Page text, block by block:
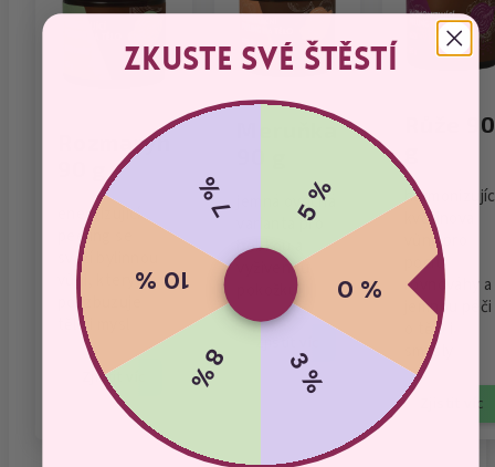
Rozmarýn
energizující
peeling se
svěží bylinnou
vůní, který
povzbuzuje
tělo i mysl
Zjistit víc
Meruňka
jemná ovocná
varianta pro
hebkou a
vyživenou
pokožku
Růže 90
květinová
vůně pro
pocit
rovnováhy a
jemnou péči
o tělo i
smysly
Zjistit víc
Zkuste své štěstí
5 %
0 %
3 %
8 %
10 %
7 %